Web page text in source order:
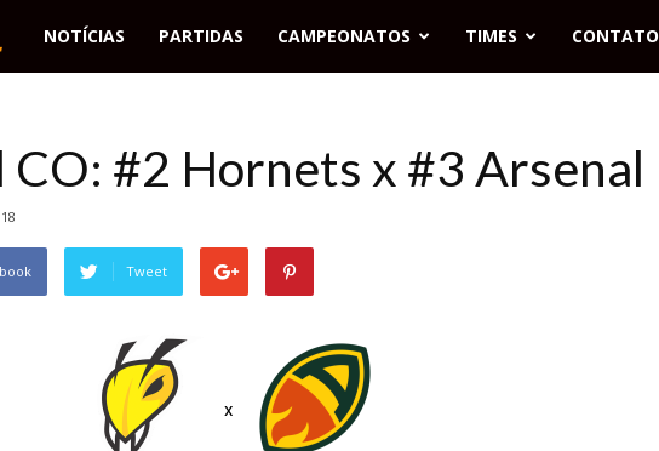
Salão
NOTÍCIAS PARTIDAS CAMPEONATOS TIMES CONTATO
CO: #2 Hornets x #3 Arsenal
Tweet
x